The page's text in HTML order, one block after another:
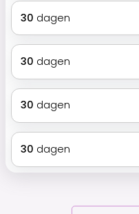
30 dagen
30 dagen
30 dagen
30 dagen